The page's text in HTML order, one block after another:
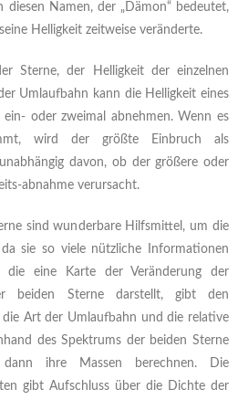
diesen Namen, der „Dämon“ bedeutet,
Helligkeit zeitweise veränderte.
Sterne, der Helligkeit der einzelnen
Umlaufbahn kann die Helligkeit eines
oder zweimal abnehmen. Wenn es
wird der größte Einbruch als
davon, ob der größere oder
abnahme verursacht.
sind wunderbare Hilfsmittel, um die
sie so viele nützliche Informationen
die eine Karte der Veränderung der
beiden Sterne darstellt, gibt den
Art der Umlaufbahn und die relative
des Spektrums der beiden Sterne
ihre Massen berechnen. Die
gibt Aufschluss über die Dichte der